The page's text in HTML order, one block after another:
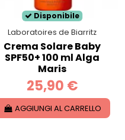
Disponibile
Laboratoires de Biarritz
Crema Solare Baby
SPF50+ 100 ml Alga
Maris
25,90 €
AGGIUNGI AL CARRELLO